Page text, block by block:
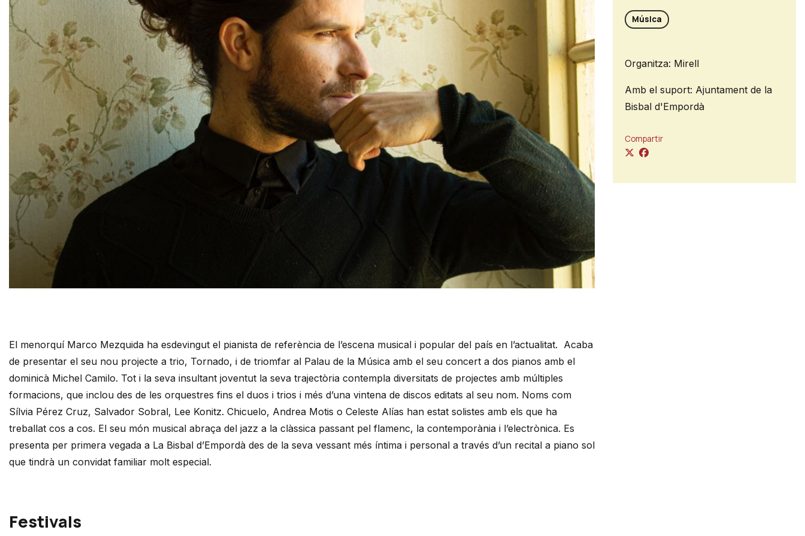
Música
Organitza: Mirell
Amb el suport: Ajuntament de la
Bisbal d'Empordà
Compartir
El menorquí Marco Mezquida ha esdevingut el pianista de referència de l’escena musical i popular del país en l’actualitat.  Acaba
de presentar el seu nou projecte a trio, Tornado, i de triomfar al Palau de la Música amb el seu concert a dos pianos amb el
dominicà Michel Camilo. Tot i la seva insultant joventut la seva trajectòria contempla diversitats de projectes amb múltiples
formacions, que inclou des de les orquestres fins el duos i trios i més d’una vintena de discos editats al seu nom. Noms com
Sílvia Pérez Cruz, Salvador Sobral, Lee Konitz. Chicuelo, Andrea Motis o Celeste Alías han estat solistes amb els que ha
treballat cos a cos. El seu món musical abraça del jazz a la clàssica passant pel flamenc, la contemporània i l’electrònica. Es
presenta per primera vegada a La Bisbal d’Empordà des de la seva vessant més íntima i personal a través d’un recital a piano sol
que tindrà un convidat familiar molt especial.
Festivals